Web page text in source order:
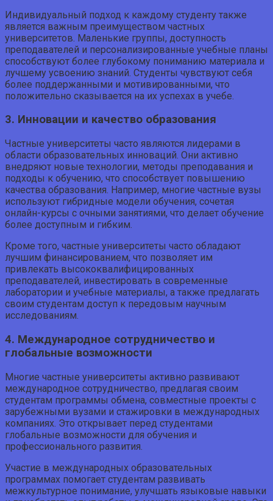
Индивидуальный подход к каждому студенту также
является важным преимуществом частных
университетов. Маленькие группы, доступность
преподавателей и персонализированные учебные планы
способствуют более глубокому пониманию материала и
лучшему усвоению знаний. Студенты чувствуют себя
более поддержанными и мотивированными, что
положительно сказывается на их успехах в учебе.
3. Инновации и качество образования
Частные университеты часто являются лидерами в
области образовательных инноваций. Они активно
внедряют новые технологии, методы преподавания и
подходы к обучению, что способствует повышению
качества образования. Например, многие частные вузы
используют гибридные модели обучения, сочетая
онлайн-курсы с очными занятиями, что делает обучение
более доступным и гибким.
Кроме того, частные университеты часто обладают
лучшим финансированием, что позволяет им
привлекать высококвалифицированных
преподавателей, инвестировать в современные
лаборатории и учебные материалы, а также предлагать
своим студентам доступ к передовым научным
исследованиям.
4. Международное сотрудничество и
глобальные возможности
Многие частные университеты активно развивают
международное сотрудничество, предлагая своим
студентам программы обмена, совместные проекты с
зарубежными вузами и стажировки в международных
компаниях. Это открывает перед студентами
глобальные возможности для обучения и
профессионального развития.
Участие в международных образовательных
программах помогает студентам развивать
межкультурное понимание, улучшать языковые навыки